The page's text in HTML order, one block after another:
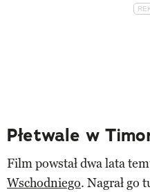
Płetwale w
Film powstał dwa lata
Wschodniego. Nagrał go